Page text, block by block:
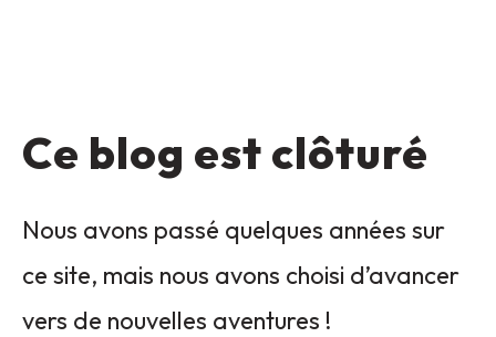
Ce blog est clôturé
Nous avons passé quelques années sur
ce site, mais nous avons choisi d’avancer
vers de nouvelles aventures !